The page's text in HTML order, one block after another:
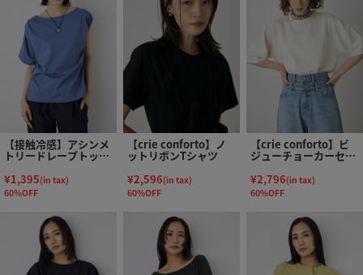
【接触冷感】アシンメ
トリードレープトップ
¥1,395(in tax)
60%OFF
【crie conforto】ノ
ットリボンTシャツ
¥2,596(in tax)
60%OFF
【crie conforto】ビ
ジューチョーカーセッ
トカットソー
¥2,796(in tax)
60%OFF